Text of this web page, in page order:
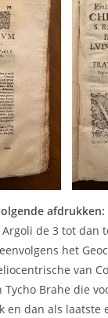
afdrukken:
de 3 tot dan
het
van
Brahe die
en dan als laatste